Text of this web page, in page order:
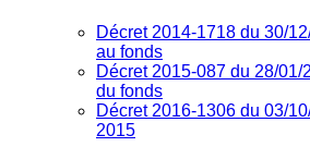
Décret 2014-1718 du 30/
au fonds
Décret 2015-087 du 28/
du fonds
Décret 2016-1306 du 03/
2015